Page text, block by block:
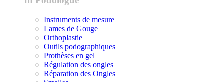
Instruments de mesure
Lames de Gouge
Orthoplastie
Outils podographiques
Prothèses en gel
Régulation des ongles
Réparation des Ongles